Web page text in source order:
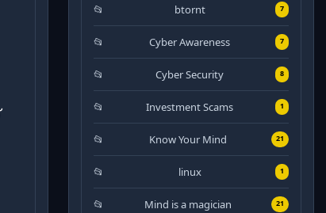
btornt 7
Cyber Awareness 7
Cyber Security 8
Investment Scams 1
Know Your Mind 21
linux 1
Mind is a magician 21